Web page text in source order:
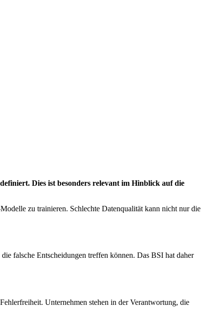
Dies ist besonders relevant im Hinblick auf die
zu trainieren. Schlechte Datenqualität kann nicht nur die
falsche Entscheidungen treffen können. Das BSI hat daher
Unternehmen stehen in der Verantwortung, die